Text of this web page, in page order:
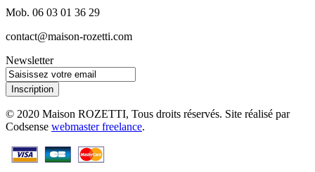
Mob. 06 03 01 36 29
contact@maison-rozetti.com
Newsletter
Inscription
© 2020 Maison ROZETTI, Tous droits réservés. Site réalisé par
Codsense webmaster freelance.